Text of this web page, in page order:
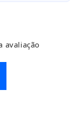
avaliação